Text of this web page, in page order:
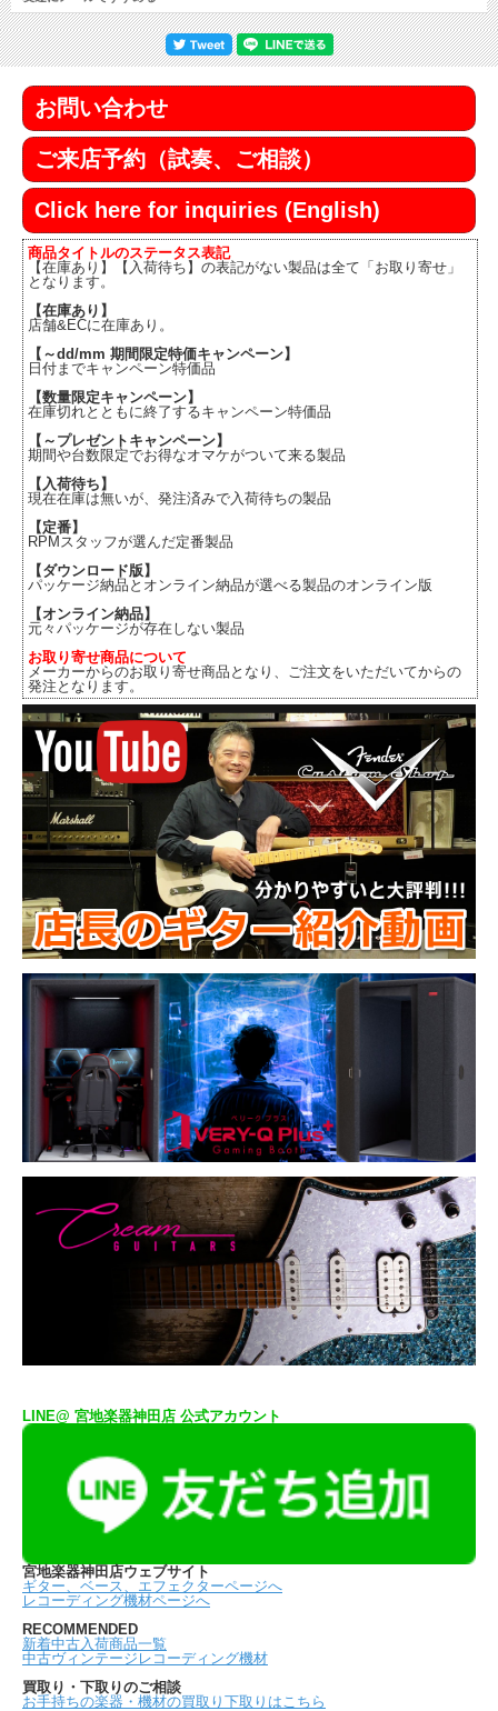
お問い合わせ
ご来店予約（試奏、ご相談）
Click here for inquiries (English)
商品タイトルのステータス表記
【在庫あり】【入荷待ち】の表記がない製品は全て「お取り寄せ」
となります。
【在庫あり】
店舗&ECに在庫あり。
【～dd/mm 期間限定特価キャンペーン】
日付までキャンペーン特価品
【数量限定キャンペーン】
在庫切れとともに終了するキャンペーン特価品
【～プレゼントキャンペーン】
期間や台数限定でお得なオマケがついて来る製品
【入荷待ち】
現在在庫は無いが、発注済みで入荷待ちの製品
【定番】
RPMスタッフが選んだ定番製品
【ダウンロード版】
パッケージ納品とオンライン納品が選べる製品のオンライン版
【オンライン納品】
元々パッケージが存在しない製品
お取り寄せ商品について
メーカーからのお取り寄せ商品となり、ご注文をいただいてからの
発注となります。
LINE@ 宮地楽器神田店 公式アカウント
宮地楽器神田店ウェブサイト
ギター、ベース、エフェクターページへ
レコーディング機材ページへ
RECOMMENDED
新着中古入荷商品一覧
中古ヴィンテージレコーディング機材
買取り・下取りのご相談
お手持ちの楽器・機材の買取り下取りはこちら